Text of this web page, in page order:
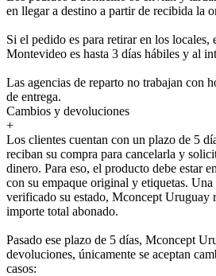
en llegar a destino a partir de recibida la
Si el pedido es para retirar en los locales,
Montevideo es hasta 3 días hábiles y al
Las agencias de reparto no trabajan con
de entrega.
Cambios y devoluciones
+
Los clientes cuentan con un plazo de 5
reciban su compra para cancelarla y
dinero. Para eso, el producto debe estar
con su empaque original y etiquetas.
verificado su estado, Mconcept Uruguay
importe total abonado.
Pasado ese plazo de 5 días, Mconcept
devoluciones, únicamente se aceptan
casos: